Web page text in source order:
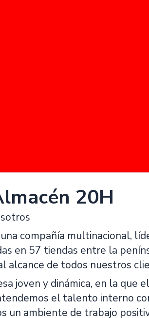
20H
compañía multinacional,
en 57 tiendas entre la
alcance de todos nuestros
joven y dinámica, en la
el talento interno
un ambiente de trabajo